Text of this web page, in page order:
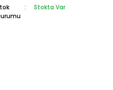
Stokta Var